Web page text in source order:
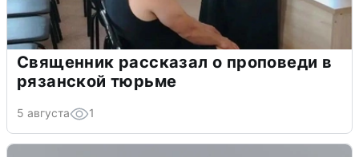
Священник рассказал о проповеди в
рязанской тюрьме
5 августа 1